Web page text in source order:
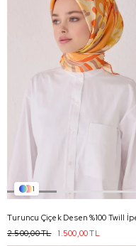
1
1.500,00 TL
2.500,00 TL